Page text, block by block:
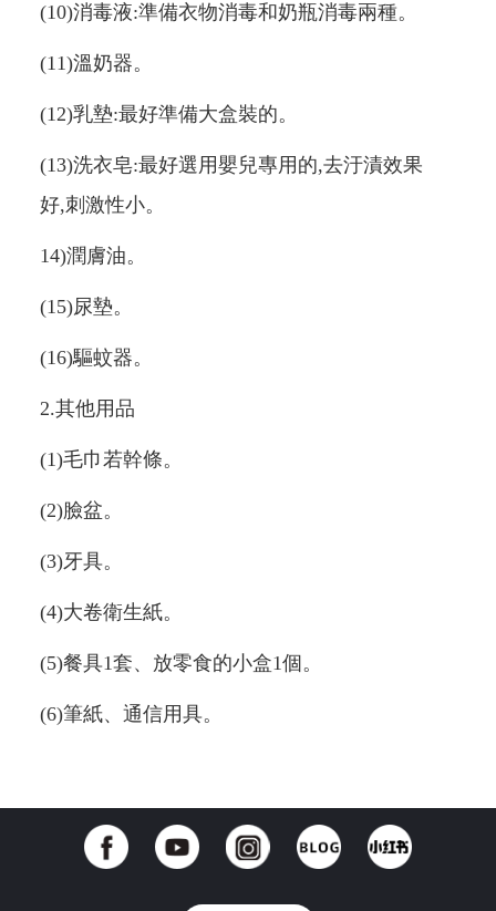
(10)消毒液:準備衣物消毒和奶瓶消毒兩種。
(11)溫奶器。
(12)乳墊:最好準備大盒裝的。
(13)洗衣皂:最好選用嬰兒專用的,去汙漬效果
好,刺激性小。
14)潤膚油。
(15)尿墊。
(16)驅蚊器。
2.其他用品
(1)毛巾若幹條。
(2)臉盆。
(3)牙具。
(4)大卷衛生紙。
(5)餐具1套、放零食的小盒1個。
(6)筆紙、通信用具。